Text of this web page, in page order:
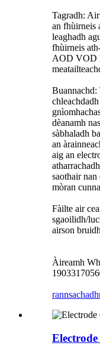
Tagradh:
an fhùirneis
leaghadh
fhùirneis
AOD VOD
Buannachd:
dèanamh
sàbhaladh
an
aig an
saothair nan
mòran
Fàilte air
sgaoilidh/
airson
Àireamh
rannsachadh